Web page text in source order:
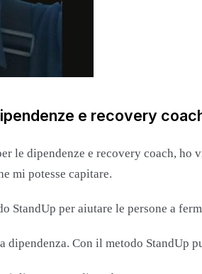
e recovery
le dipendenze e recovery coach,
mi potesse capitare.
StandUp per aiutare le persone a
dipendenza. Con il metodo